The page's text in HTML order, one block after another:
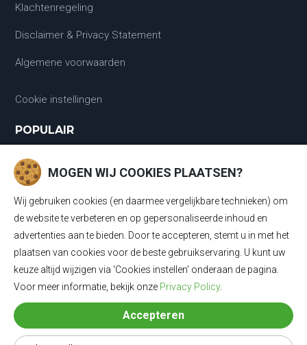
Klachtenregeling
Disclaimer & Privacy Statement
Algemene voorwaarden
Cookie instellingen
POPULAIR
Laadkabels
Laadkabels Type 1
Laadkabels Type 2
Mobiele Thuisladers Type 2 en Type 1
Mobiele Thuisladers Type 1
Verloopkabels
MOGEN WIJ COOKIES PLAATSEN?
Wij gebruiken cookies (en daarmee vergelijkbare technieken) om
de website te verbeteren en op gepersonaliseerde inhoud en
advertenties aan te bieden. Door te accepteren, stemt u in met het
plaatsen van cookies voor de beste gebruikservaring. U kunt uw
keuze altijd wijzigen via 'Cookies instellen' onderaan de pagina.
Voor meer informatie, bekijk onze Privacy Policy.
Accepteren